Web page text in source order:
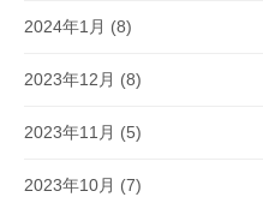
2024年1月 (8)
2023年12月 (8)
2023年11月 (5)
2023年10月 (7)